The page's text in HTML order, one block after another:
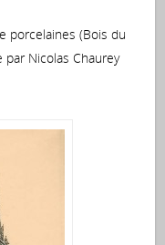
porcelaines (Bois du
par Nicolas Chaurey